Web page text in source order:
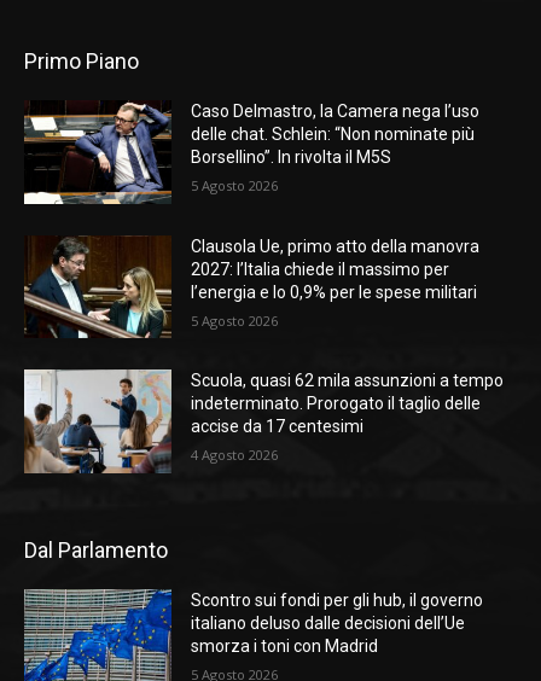
Primo Piano
Caso Delmastro, la Camera nega l’uso
delle chat. Schlein: “Non nominate più
Borsellino”. In rivolta il M5S
5 Agosto 2026
Clausola Ue, primo atto della manovra
2027: l’Italia chiede il massimo per
l’energia e lo 0,9% per le spese militari
5 Agosto 2026
Scuola, quasi 62 mila assunzioni a tempo
indeterminato. Prorogato il taglio delle
accise da 17 centesimi
4 Agosto 2026
Dal Parlamento
Scontro sui fondi per gli hub, il governo
italiano deluso dalle decisioni dell’Ue
smorza i toni con Madrid
5 Agosto 2026